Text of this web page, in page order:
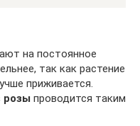
на постоянное
так как растение
приживается.
розы проводится таким